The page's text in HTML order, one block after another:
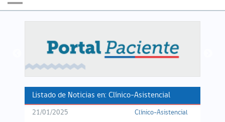
Listado de Noticias en: Clínico-Asistencial
21/01/2025 Clínico-Asistencial